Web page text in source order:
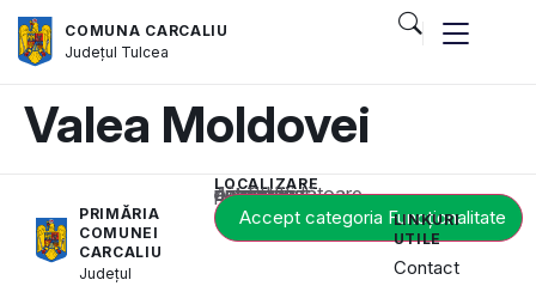
COMUNA CARCALIU
Județul Tulcea
Valea Moldovei
PRIMĂRIA
COMUNEI
CARCALIU
Județul
LOCALIZARE
Acest conținut este blocat până când acceptați categoria corespunzătoare de cookie-uri.
Accept categoria Funcționalitate
LINKURI
UTILE
Contact